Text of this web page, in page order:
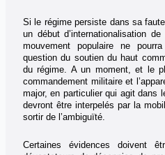
Si le régime persiste dans sa
un début d’internationalisation
mouvement populaire ne
question du soutien du haut
du régime. A un moment, et le
commandement militaire et
major, en particulier qui agit dans
devront être interpelés par la
sortir de l’ambiguïté.
Certaines évidences doivent